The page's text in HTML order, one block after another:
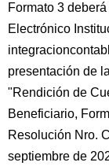
Formato 3
Electrónico
presentación de
"Rendición de
Beneficiario,
Resolución Nro.
septiembre de